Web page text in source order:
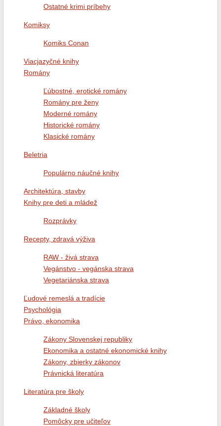
Ostatné krimi príbehy
Komiksy
Komiks Conan
Viacjazyčné knihy
Romány
Ľúbostné, erotické romány
Romány pre ženy
Moderné romány
Historické romány
Klasické romány
Beletria
Populárno náučné knihy
Architektúra, stavby
Knihy pre deti a mládež
Rozprávky
Recepty, zdravá výživa
RAW - živá strava
Vegánstvo - vegánska strava
Vegetariánska strava
Ľudové remeslá a tradície
Psychológia
Právo, ekonomika
Zákony Slovenskej republiky
Ekonomika a ostatné ekonomické knihy
Zákony, zbierky zákonov
Právnická literatúra
Literatúra pre školy
Základné školy
Pomôcky pre učiteľov